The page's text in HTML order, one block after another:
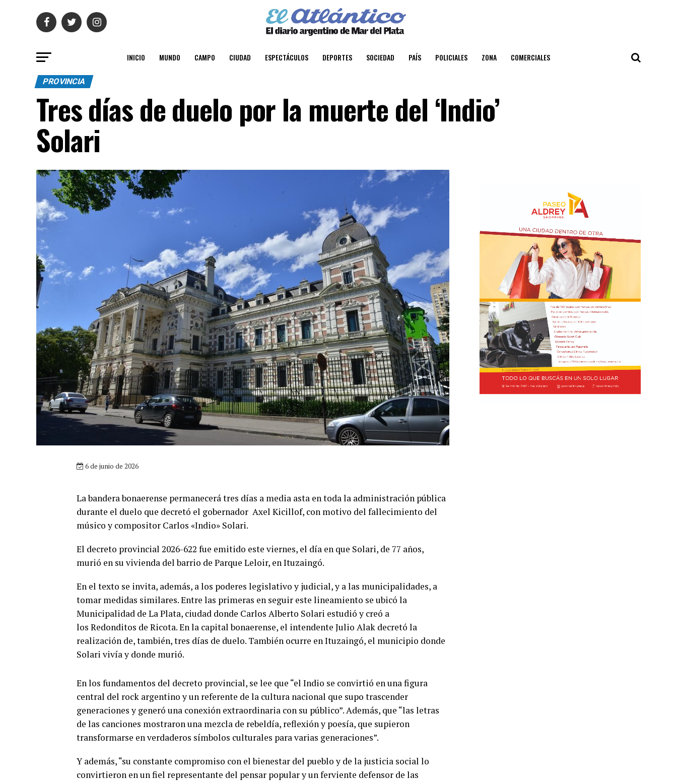
INICIO MUNDO CAMPO CIUDAD ESPECTÁCULOS DEPORTES SOCIEDAD PAÍS POLICIALES ZONA COMERCIALES
PROVINCIA
Tres días de duelo por la muerte del ‘Indio’
Solari
6 de junio de 2026
La bandera bonaerense permanecerá tres días a media asta en toda la administración pública
durante el duelo que decretó el gobernador Axel Kicillof, con motivo del fallecimiento del
músico y compositor Carlos «Indio» Solari.
El decreto provincial 2026-622 fue emitido este viernes, el día en que Solari, de 77 años,
murió en su vivienda del barrio de Parque Leloir, en Ituzaingó.
En el texto se invita, además, a los poderes legislativo y judicial, y a las municipalidades, a
tomar medidas similares. Entre las primeras en seguir este lineamiento se ubicó la
Municipalidad de La Plata, ciudad donde Carlos Alberto Solari estudió y creó a
los Redonditos de Ricota. En la capital bonaerense, el intendente Julio Alak decretó la
realización de, también, tres días de duelo. También ocurre en Ituzaingó, el municipio donde
Solari vivía y donde murió.
En los fundamentos del decreto provincial, se lee que “el Indio se convirtió en una figura
central del rock argentino y un referente de la cultura nacional que supo trascender
generaciones y generó una conexión extraordinaria con su público”. Además, que “las letras
de las canciones mostraron una mezcla de rebeldía, reflexión y poesía, que supieron
transformarse en verdaderos símbolos culturales para varias generaciones”.
Y además, “su constante compromiso con el bienestar del pueblo y de la justicia social lo
convirtieron en un fiel representante del pensar popular y un ferviente defensor de las